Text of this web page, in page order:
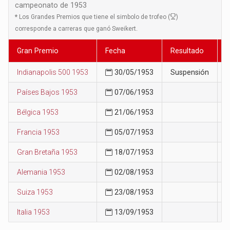
campeonato de 1953
* Los Grandes Premios que tiene el simbolo de trofeo (
)
corresponde a carreras que ganó Sweikert.
Gran Premio Fecha Resultado
Indianapolis 500 1953 30/05/1953 Suspensión
Países Bajos 1953 07/06/1953
Bélgica 1953 21/06/1953
Francia 1953 05/07/1953
Gran Bretaña 1953 18/07/1953
Alemania 1953 02/08/1953
Suiza 1953 23/08/1953
Italia 1953 13/09/1953